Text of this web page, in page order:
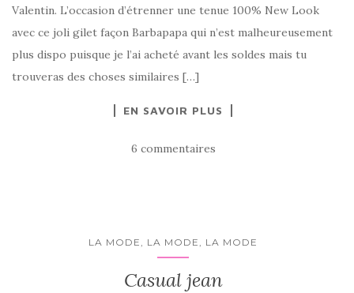
Valentin. L’occasion d’étrenner une tenue 100% New Look
avec ce joli gilet façon Barbapapa qui n’est malheureusement
plus dispo puisque je l’ai acheté avant les soldes mais tu
trouveras des choses similaires […]
EN SAVOIR PLUS
6 commentaires
LA MODE, LA MODE, LA MODE
Casual jean